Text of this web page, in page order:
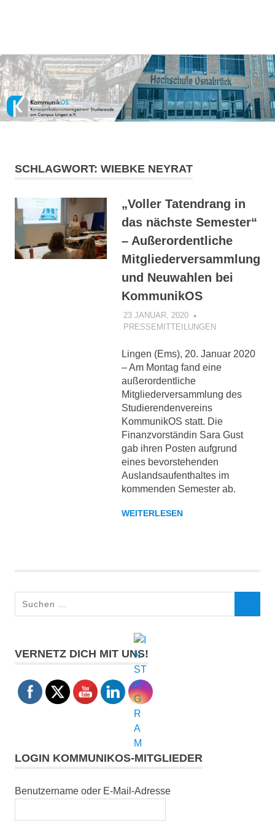
Zum
Inhalt
springen
am
Campus
Lingen
e.V.
SCHLAGWORT: WIEBKE NEYRAT
„Voller Tatendrang in
das nächste Semester“
– Außerordentliche
Mitgliederversammlung
und Neuwahlen bei
KommunikOS
23 JANUAR, 2020
PRESSEMITTEILUNGEN
Lingen (Ems), 20. Januar 2020
– Am Montag fand eine
außerordentliche
Mitgliederversammlung des
Studierendenvereins
KommunikOS statt. Die
Finanzvorständin Sara Gust
gab ihren Posten aufgrund
eines bevorstehenden
Auslandsaufenthaltes im
kommenden Semester ab.
WEITERLESEN
VERNETZ DICH MIT UNS!
LOGIN KOMMUNIKOS-MITGLIEDER
Benutzername oder E-Mail-Adresse